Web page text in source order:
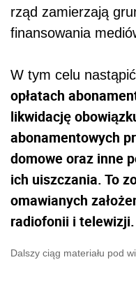
rząd zamierzają
finansowania
W tym celu
opłatach
likwidację
abonamentowych
domowe oraz inne
ich uiszczania. To
omawianych
radiofonii i telewizji.
Dalszy ciąg materiału pod